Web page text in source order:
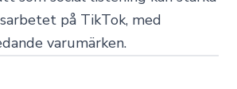
på TikTok, med
varumärken.